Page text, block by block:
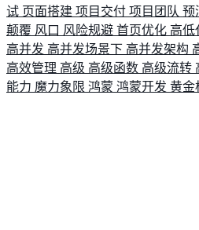
试 页面搭建 项目交付 项目团队 预
颠覆 风口 风险规避 首页优化 高低
高并发 高并发场景下 高并发架构
高效管理 高级 高级函数 高级流转
能力 魔力象限 鸿蒙 鸿蒙开发 黄金